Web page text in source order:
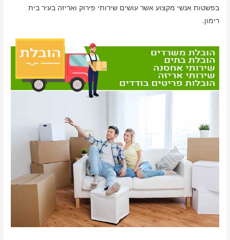
בפשטות אנשי מקצוע אשר עושים שירותי פירוק ואריזה בעיר בית
רימון.